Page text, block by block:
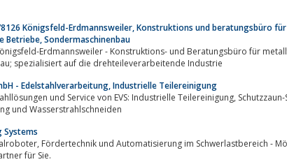
Königsfeld-Erdmannsweiler, Konstruktions und beratungsbüro für
Betriebe, Sondermaschinenbau
spezialisiert auf die drehteileverarbeitende Industrie
- Edelstahlverarbeitung, Industrielle Teilereinigung
und Service von EVS: Industrielle Teilereinigung, Schutzzaun-Systeme, Fördertechnik,
und Wasserstrahlschneiden
Systems
für Sie.